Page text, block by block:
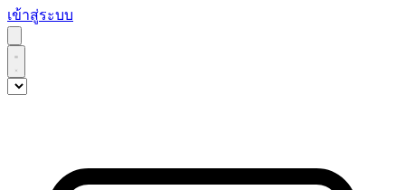
เข้าสู่ระบบ